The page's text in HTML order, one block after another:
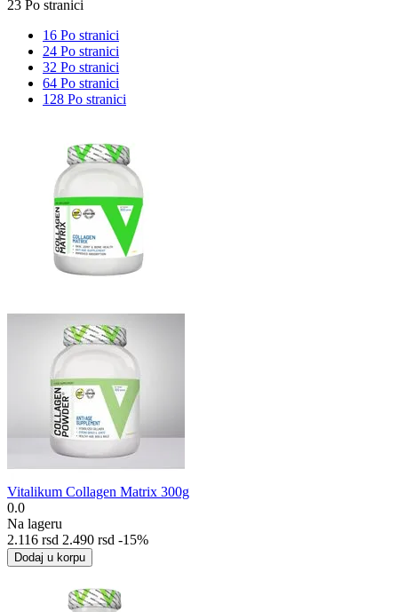
23 Po stranici
16 Po stranici
24 Po stranici
32 Po stranici
64 Po stranici
128 Po stranici
Vitalikum Collagen Matrix 300g
0.0
Na lageru
2.116 rsd 2.490 rsd -15%
Dodaj u korpu